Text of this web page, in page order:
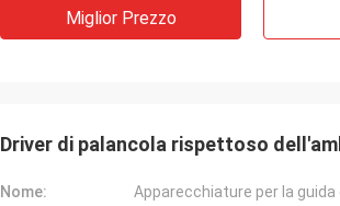
Miglior Prezzo
Driver di palancola rispettoso
Nome:
Apparecchiature per la guida